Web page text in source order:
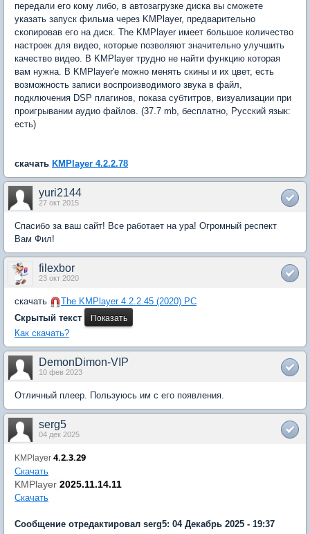
передали его кому либо, в автозагрузке диска вы сможете
указать запуск фильма через KMPlayer, предварительно
скопировав его на диск. The KMPlayer имеет большое количество
настроек для видео, которые позволяют значительно улучшить
качество видео. В KMPlayer трудно не найти функцию которая
вам нужна. В KMPlayer'е можно менять скины и их цвет, есть
возможность записи воспроизводимого звука в файл,
подключения DSP плагинов, показа субтитров, визуализации при
проигрывании аудио файлов. (37.7 mb, бесплатно, Русский язык:
есть)
скачать KMPlayer 4.2.2.78
yuri2144
27 окт 2015
Спасибо за ваш сайт! Все работает на ура! Огромный респект
Вам Фил!
filexbor
23 окт 2020
скачать
The KMPlayer 4.2.2.45 (2020) РС
Скрытый текст
Как скачать?
DemonDimon-VIP
10 фев 2023
Отличный плеер. Пользуюсь им с его появления.
serg5
04 дек 2025
KMPlayer 4.2.3.29
Скачать
KMPlayer 2025.11.14.11
Скачать
Сообщение отредактировал serg5: 04 Декабрь 2025 - 19:37